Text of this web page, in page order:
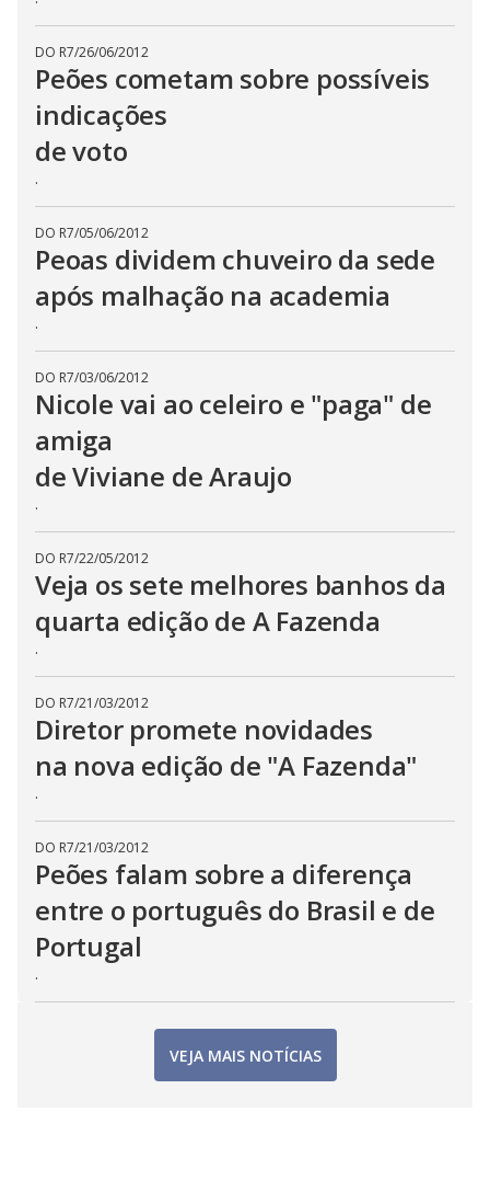
DO R7/26/06/2012
Peões cometam sobre possíveis
indicações
de voto
.
DO R7/05/06/2012
Peoas dividem chuveiro da sede
após malhação na academia
.
DO R7/03/06/2012
Nicole vai ao celeiro e "paga" de
amiga
de Viviane de Araujo
.
DO R7/22/05/2012
Veja os sete melhores banhos da
quarta edição de A Fazenda
.
DO R7/21/03/2012
Diretor promete novidades
na nova edição de "A Fazenda"
.
DO R7/21/03/2012
Peões falam sobre a diferença
entre o português do Brasil e de
Portugal
.
VEJA MAIS NOTÍCIAS